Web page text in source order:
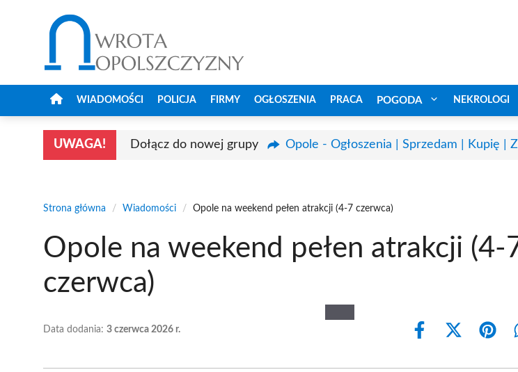
WIADOMOŚCI POLICJA FIRMY OGŁOSZENIA PRACA POGODA NEKROLOGI
UWAGA! Dołącz do nowej grupy Opole - Ogłoszenia | Sprzedam | Kupię |
Strona główna / Wiadomości / Opole na weekend pełen atrakcji (4-7 czerwca)
Opole na weekend pełen atrakcji (4-
czerwca)
Data dodania: 3 czerwca 2026 r.
Share
Share
(Twitter)
Share